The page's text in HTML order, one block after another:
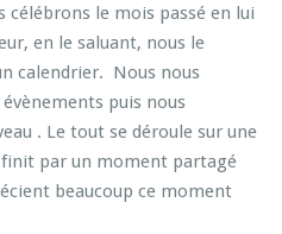
célébrons le mois passé en lui
en le saluant, nous le
calendrier. Nous nous
puis nous
. Le tout se déroule sur une
par un moment partagé
beaucoup ce moment